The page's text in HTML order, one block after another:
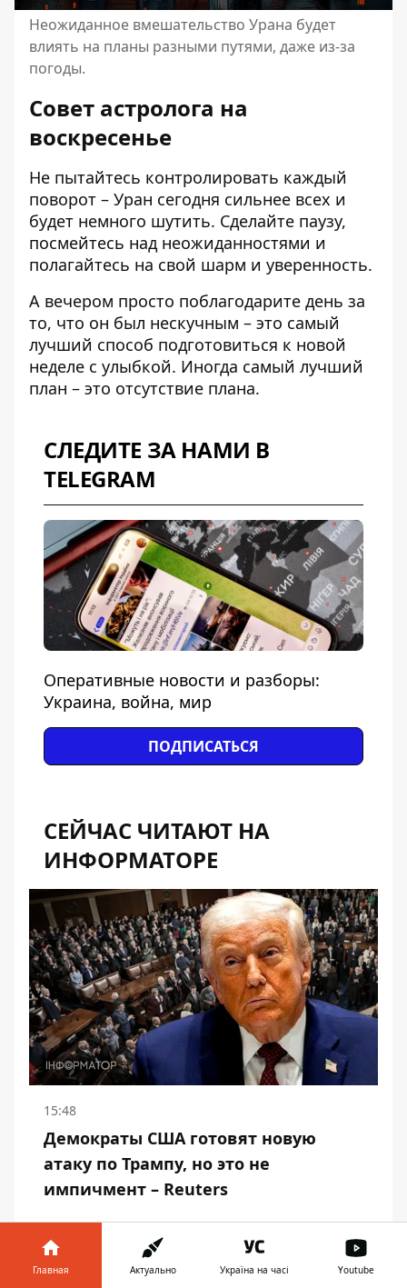
Неожиданное вмешательство Урана будет
влиять на планы разными путями, даже из-за
погоды.
Совет астролога на
воскресенье
Не пытайтесь контролировать каждый
поворот – Уран сегодня сильнее всех и
будет немного шутить. Сделайте паузу,
посмейтесь над неожиданностями и
полагайтесь на свой шарм и уверенность.
А вечером просто поблагодарите день за
то, что он был нескучным – это самый
лучший способ подготовиться к новой
неделе с улыбкой. Иногда самый лучший
план – это отсутствие плана.
СЛЕДИТЕ ЗА НАМИ В
TELEGRAM
Оперативные новости и разборы:
Украина, война, мир
ПОДПИСАТЬСЯ
СЕЙЧАС ЧИТАЮТ НА
ИНФОРМАТОРЕ
15:48
Демократы США готовят новую
атаку по Трампу, но это не
импичмент – Reuters
Главная Актуально Україна на часі Youtube